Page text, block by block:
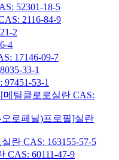
52301-18-5
2116-84-9
2
4
17146-09-7
33-1
53-1
틸클로로실란 CAS:
오로페닐)프로필]실란
란 CAS: 163155-57-5
CAS: 60111-47-9